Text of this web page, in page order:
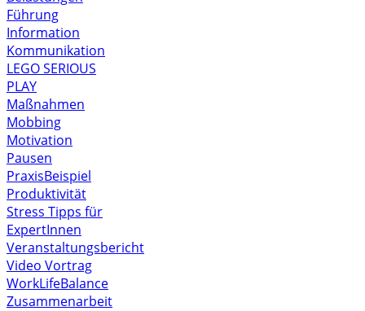
Führung
Information
Kommunikation
LEGO SERIOUS
PLAY
Maßnahmen
Mobbing
Motivation
Pausen
PraxisBeispiel
Produktivität
Stress Tipps für
ExpertInnen
Veranstaltungsbericht
Video Vortrag
WorkLifeBalance
Zusammenarbeit